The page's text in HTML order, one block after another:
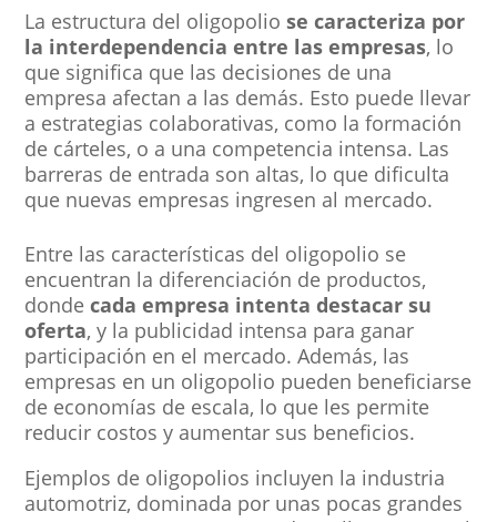
La estructura del oligopoliose caracteriza por
la interdependencia entre las empresas, lo
que significa que las decisiones de una
empresa afectan a las demás. Esto puede llevar
a estrategias colaborativas, como la formación
de cárteles, o a una competencia intensa. Las
barreras de entrada son altas, lo que dificulta
que nuevas empresas ingresen al mercado.
Entre las características del oligopolio se
encuentran la diferenciación de productos,
dondecada empresa intenta destacar su
oferta, y la publicidad intensa para ganar
participación en el mercado. Además, las
empresas en un oligopolio pueden beneficiarse
de economías de escala, lo que les permite
reducir costos y aumentar sus beneficios.
Ejemplos de oligopolios incluyen la industria
automotriz, dominada por unas pocas grandes